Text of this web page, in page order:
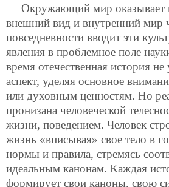
Окружающий мир оказывает
внешний вид и внутренний мир
повседневности вводит эти
явления в проблемное поле
время отечественная история не
аспект, уделяя основное
или духовным ценностям. Но
пронизана человеческой
жизни, поведением. Человек
жизнь «вписывая» свое тело в
нормы и правила, стремясь
идеальным канонам. Каждая
формирует свои каноны, свою